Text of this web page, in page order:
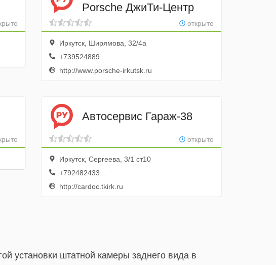
Porschе ДжиТи-Центр
открыто
Иркутск, Ширямова, 32/4а
+739524889...
http://www.porsche-irkutsk.ru
Автосервис Гараж-38
открыто
Иркутск, Сергеева, 3/1 ст10
+792482433...
http://cardoc.tkirk.ru
установки штатной камеры заднего вида в